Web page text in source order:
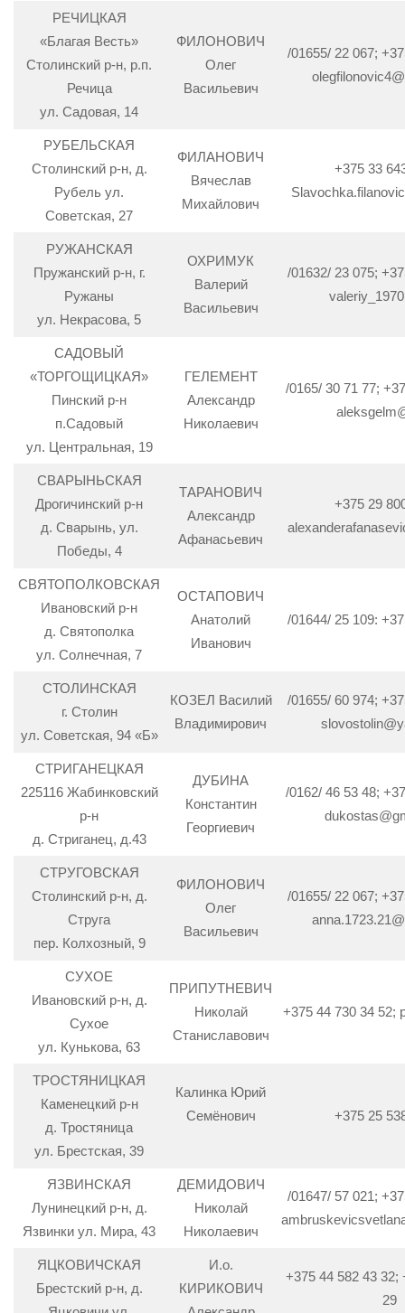
РЕЧИЦКАЯ
«Благая Весть»
Столинский р-н, р.п.
Речица
ул. Садовая, 14
ФИЛОНОВИЧ
Олег
Васильевич
/01655/ 22 067;
РУБЕЛЬСКАЯ
Столинский р-н, д.
Рубель ул.
Советская, 27
ФИЛАНОВИЧ
Вячеслав
Михайлович
+375 33
РУЖАНСКАЯ
Пружанский р-н, г.
Ружаны
ул. Некрасова, 5
ОХРИМУК
Валерий
Васильевич
/01632/ 23 075;
САДОВЫЙ
«ТОРГОЩИЦКАЯ»
Пинский р-н
п.Садовый
ул. Центральная, 19
ГЕЛЕМЕНТ
Александр
Николаевич
/0165/ 30 71 77;
СВАРЫНЬСКАЯ
Дрогичинский р-н
д. Сварынь, ул.
Победы, 4
ТАРАНОВИЧ
Александр
Афанасьевич
+375 29
СВЯТОПОЛКОВСКАЯ
Ивановский р-н
д. Святополка
ул. Солнечная, 7
ОСТАПОВИЧ
Анатолий
Иванович
/01644/ 25 109:
СТОЛИНСКАЯ
г. Столин
ул. Советская, 94 «Б»
КОЗЕЛ Василий
Владимирович
/01655/ 60 974;
СТРИГАНЕЦКАЯ
225116 Жабинковский
р-н
д. Стриганец, д.43
ДУБИНА
Константин
Георгиевич
/0162/ 46 53 48;
СТРУГОВСКАЯ
Столинский р-н, д.
Струга
пер. Колхозный, 9
ФИЛОНОВИЧ
Олег
Васильевич
/01655/ 22 067;
СУХОЕ
Ивановский р-н, д.
Сухое
ул. Кунькова, 63
ПРИПУТНЕВИЧ
Николай
Станиславович
+375 44 730 34 52;
ТРОСТЯНИЦКАЯ
Каменецкий р-н
д. Тростяница
ул. Брестская, 39
Калинка Юрий
Семёнович
+375 25
ЯЗВИНСКАЯ
Лунинецкий р-н, д.
Язвинки ул. Мира, 43
ДЕМИДОВИЧ
Николай
Николаевич
/01647/ 57 021;
ЯЦКОВИЧСКАЯ
Брестский р-н, д.
И.о.
КИРИКОВИЧ
+375 44 582 43 32;
29